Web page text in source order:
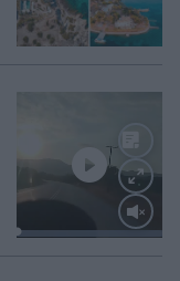
Loaded: